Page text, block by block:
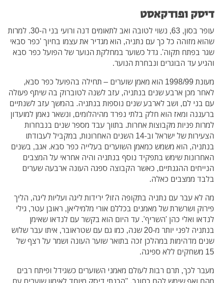
דיסק ופודקאסט
עופר בסון, 63, נשוי לטובה ואב לתאומים דנה ורועי בני ה-30. למרות
שהוא מזוהה כל כך עם נתניה, הוא מגדיר את עצמו בחיוך 'כפר סבאי
שגר בפתח תקוה'. גדל כשוער במחלקת הנוער של הפועל כפר סבא
והגיע עד הבוגרים ונבחרת הנוער.
מעונת 1998/99 הוא מאמן שוערים – תחילה בהפועל כפר סבא,
לאחר מכן ארבע שנים בנתניה, עזב לשנה לטוברוק בה שיתף פעולה
עם בני לם, ושב לארבע שנים נוספות בנתניה. בהמשך עזב לשנתיים
ברעננה ומאז הוא חלק בלתי נפרד מהיהלומים, ונשאר נאמן למועדון
למרות פניות מקבוצות אחרות. בתווך עבד מספר שנים בנבחרות
הצעירות של ישראל וב-14 השנים האחרונות, במקביל לעבודתו
בנתניה, הוא משמש כמאמן השוערים בעלייה כפר סבא. אגב, בשנים
האחרונות שימש בתפקיד נוסף בנתניה והיה אחראי על המצבים
הנייחים ההגנתיים, כאשר הקבוצה ספגה העונה ארבעה שערים
בלבד ממצבים כאלה.
מה לא עבר עם נתניה בתקופה הזו? ירידות ליגה ועליות ליגה, הליך
פירוק ושרשרת של מאמנים בכללם אורי מלמיליאן, ראובן עטר, גילי
לנדאו ואלי כהן 'השריף'. עד היום הוא בקשר עם לנדאו שאימן
בנתניה לפני יותר מ-20 שנה, כמו גם עם שטראובר, איתו עבר שלוש
שנים מדהימות במהלכן זכה בתואר שוער העונה ושמר על רצף של
15 משחקים ללא ספיגה.
מעבר לכך, תרם רבות לעולם מאמני השוערים כשגידל ופיתח רבים